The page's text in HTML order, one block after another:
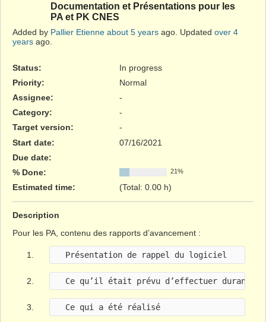
Documentation et Présentations pour les
PA et PK CNES
Added by Pallier Etienne about 5 years ago. Updated over 4
years ago.
Status:
In progress
Priority:
Normal
Assignee:
-
Category:
-
Target version:
-
Start date:
07/16/2021
Due date:
% Done:
21%
Estimated time: (Total: 0.00 h)
Description
Pour les PA, contenu des rapports d’avancement :